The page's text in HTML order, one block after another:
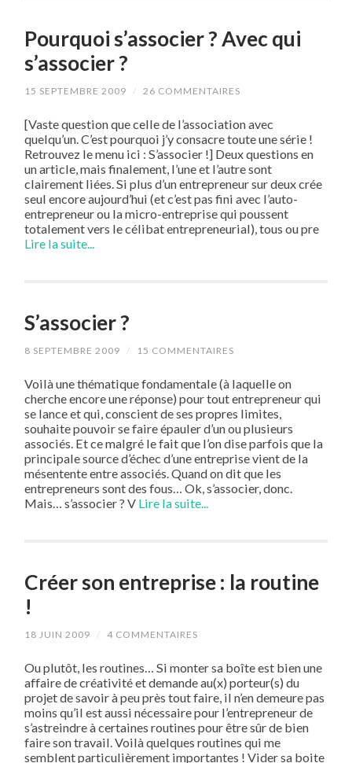
Pourquoi s’associer ? Avec qui
s’associer ?
15 SEPTEMBRE 2009 / 26 COMMENTAIRES
[Vaste question que celle de l’association avec
quelqu’un. C’est pourquoi j’y consacre toute une série !
Retrouvez le menu ici : S’associer !] Deux questions en
un article, mais finalement, l’une et l’autre sont
clairement liées. Si plus d’un entrepreneur sur deux crée
seul encore aujourd’hui (et c’est pas fini avec l’auto-
entrepreneur ou la micro-entreprise qui poussent
totalement vers le célibat entrepreneurial), tous ou pre
Lire la suite...
S’associer ?
8 SEPTEMBRE 2009 / 15 COMMENTAIRES
Voilà une thématique fondamentale (à laquelle on
cherche encore une réponse) pour tout entrepreneur qui
se lance et qui, conscient de ses propres limites,
souhaite pouvoir se faire épauler d’un ou plusieurs
associés. Et ce malgré le fait que l’on dise parfois que la
principale source d’échec d’une entreprise vient de la
mésentente entre associés. Quand on dit que les
entrepreneurs sont des fous… Ok, s’associer, donc.
Mais… s’associer ? V Lire la suite...
Créer son entreprise : la routine
!
18 JUIN 2009 / 4 COMMENTAIRES
Ou plutôt, les routines… Si monter sa boîte est bien une
affaire de créativité et demande au(x) porteur(s) du
projet de savoir à peu près tout faire, il n’en demeure pas
moins qu’il est aussi nécessaire pour l’entrepreneur de
s’astreindre à certaines routines pour être sûr de bien
faire son travail. Voilà quelques routines qui me
semblent particulièrement importantes ! Vider sa boite